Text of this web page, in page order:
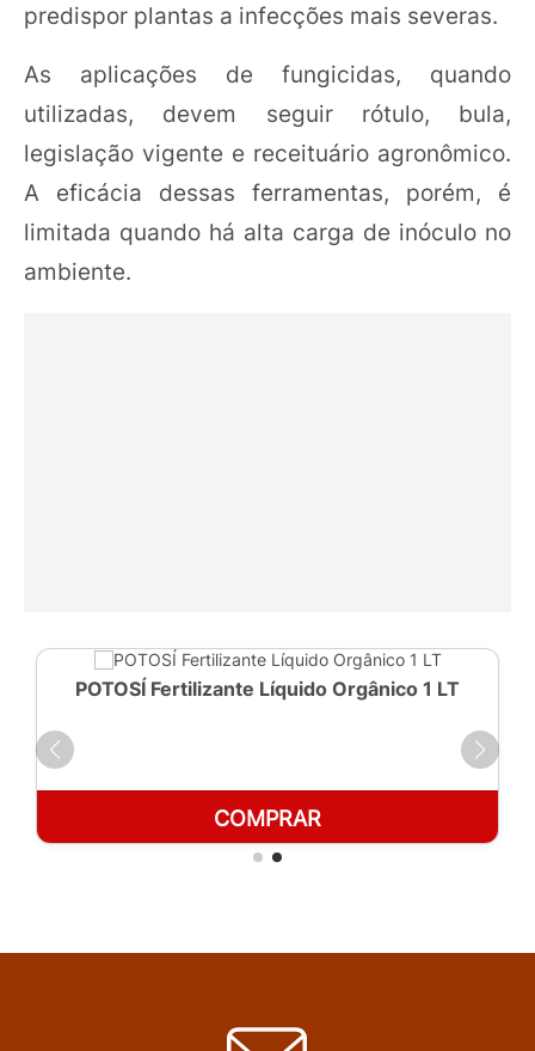
predispor plantas a infecções mais severas.
As aplicações de fungicidas, quando
utilizadas, devem seguir rótulo, bula,
legislação vigente e receituário agronômico.
A eficácia dessas ferramentas, porém, é
limitada quando há alta carga de inóculo no
ambiente.
POTOSÍ Fertilizante Líquido Orgânico 1 LT
COMPRAR